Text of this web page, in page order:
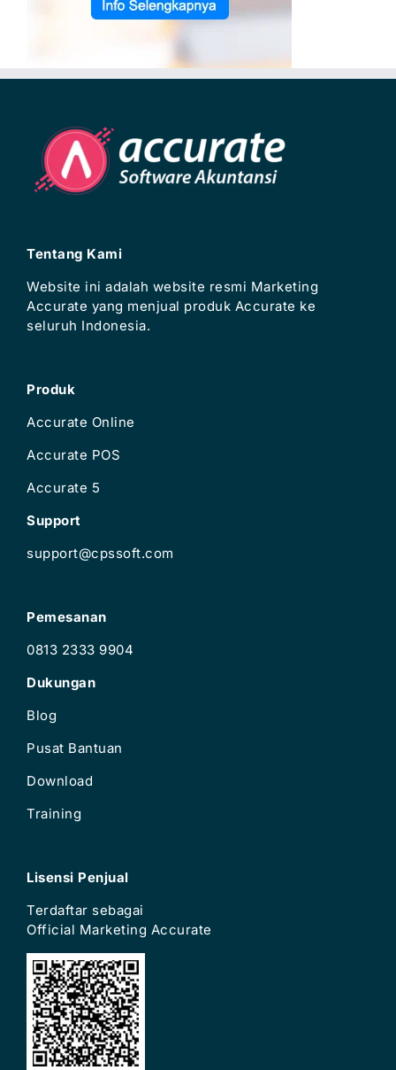
Tentang Kami
Website ini adalah website resmi Marketing
Accurate yang menjual produk Accurate ke
seluruh Indonesia.
Produk
Accurate Online
Accurate POS
Accurate 5
Support
support@cpssoft.com
Pemesanan
0813 2333 9904
Dukungan
Blog
Pusat Bantuan
Download
Training
Lisensi Penjual
Terdaftar sebagai
Official Marketing Accurate